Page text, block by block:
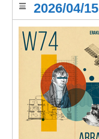
2026/04/15